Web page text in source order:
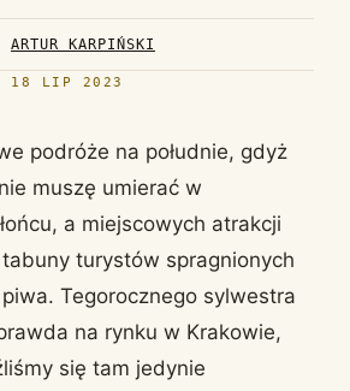
ARTUR KARPIŃSKI
18 LIP 2023
podróże na południe, gdyż
muszę umierać w
a miejscowych atrakcji
tabuny turystów spragnionych
Tegorocznego sylwestra
na rynku w Krakowie,
się tam jedynie